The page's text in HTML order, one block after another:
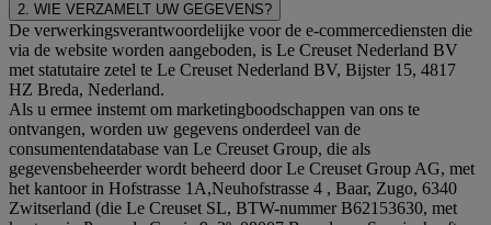
2. WIE VERZAMELT UW GEGEVENS?
De verwerkingsverantwoordelijke voor de e-commercediensten die
via de website worden aangeboden, is Le Creuset Nederland BV
met statutaire zetel te Le Creuset Nederland BV, Bijster 15, 4817
HZ Breda, Nederland.
Als u ermee instemt om marketingboodschappen van ons te
ontvangen, worden uw gegevens onderdeel van de
consumentendatabase van Le Creuset Group, die als
gegevensbeheerder wordt beheerd door Le Creuset Group AG, met
het kantoor in Hofstrasse 1A,Neuhofstrasse 4 , Baar, Zugo, 6340
Zwitserland (die Le Creuset SL, BTW-nummer B62153630, met